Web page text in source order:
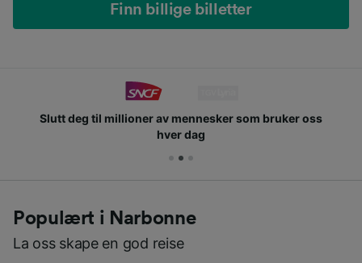
Finn billige billetter
Slutt deg til millioner av mennesker som bruker oss
hver dag
Populært i Narbonne
La oss skape en god reise